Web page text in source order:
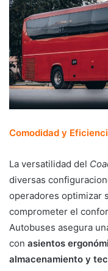
Comodidad y
La versatilidad del
diversas
operadores optimizar
comprometer el
Autobuses asegura
con asientos
almacenamiento y